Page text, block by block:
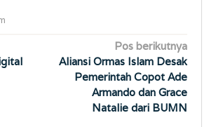
Pos berikutnya
Aliansi Ormas Islam Desak
Pemerintah Copot Ade
Armando dan Grace
Natalie dari BUMN